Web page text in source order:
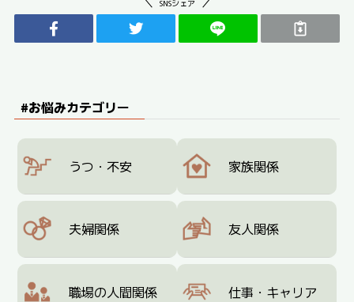
SNSシェア
#お悩みカテゴリー
うつ・不安 家族関係
夫婦関係 友人関係
職場の人間関係 仕事・キャリア